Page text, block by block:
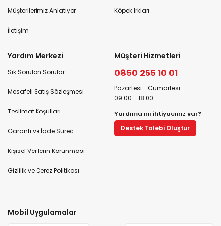
Müşterilerimiz Anlatıyor
İletişim
Köpek Irkları
Yardım Merkezi
Sık Sorulan Sorular
Mesafeli Satış Sözleşmesi
Teslimat Koşulları
Garanti ve İade Süreci
Kişisel Verilerin Korunması
Gizlilik ve Çerez Politikası
Müşteri Hizmetleri
0850 255 10 01
Pazartesi - Cumartesi
09:00 - 18:00
Yardıma mı ihtiyacınız var?
Destek Talebi Oluştur
Mobil Uygulamalar